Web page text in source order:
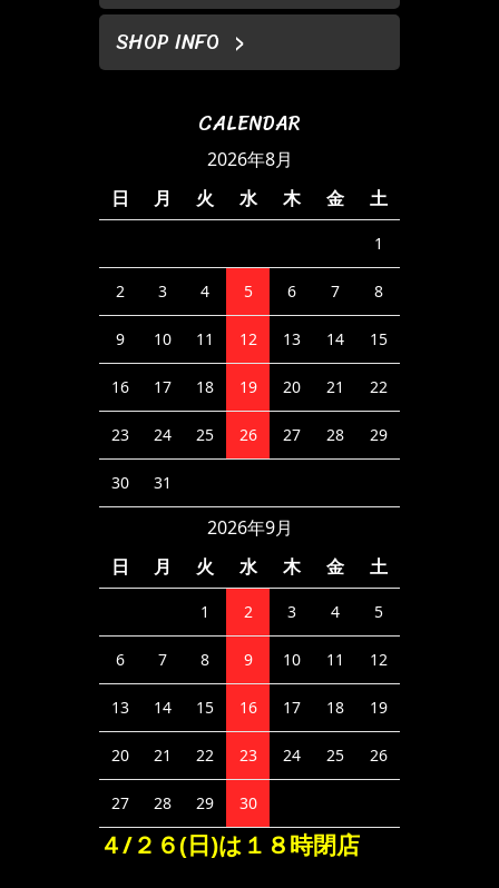
SHOP INFO
CALENDAR
2026年8月
日
月 火 水 木 金 土
1
2 3 4 5 6 7 8
9 10 11 12 13 14 15
16 17 18 19 20 21 22
23 24 25 26 27 28 29
30 31
2026年9月
日
月 火 水 木 金 土
1 2 3 4 5
6 7 8 9 10 11 12
13 14 15 16 17 18 19
20 21 22 23 24 25 26
27 28 29 30
４/２６(日)は１８時閉店